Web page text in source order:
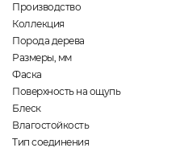
Производство
Коллекция
Порода дерева
Размеры, мм
Фаска
Поверхность на ощупь
Блеск
Влагостойкость
Тип соединения